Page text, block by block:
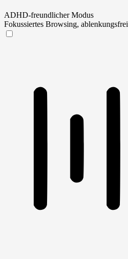
ADHD-freundlicher Modus
Fokussiertes Browsing, ablenkungsfrei